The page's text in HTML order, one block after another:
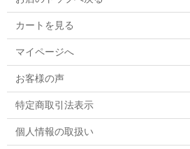
カートを見る
マイページへ
お客様の声
特定商取引法表示
個人情報の取扱い